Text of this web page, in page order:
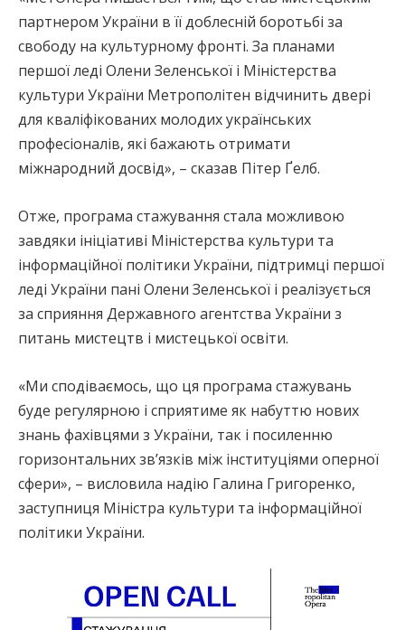
партнером України в її доблесній боротьбі за
свободу на культурному фронті. За планами
першої леді Олени Зеленської і Міністерства
культури України Метрополітен відчинить двері
для кваліфікованих молодих українських
професіоналів, які бажають отримати
міжнародний досвід», – сказав Пітер Ґелб.
Отже, програма стажування стала можливою
завдяки ініціативі Міністерства культури та
інформаційної політики України, підтримці першої
леді України пані Олени Зеленської і реалізується
за сприяння Державного агентства України з
питань мистецтв і мистецької освіти.
«Ми сподіваємось, що ця програма стажувань
буде регулярною і сприятиме як набуттю нових
знань фахівцями з України, так і посиленню
горизонтальних звʼязків між інституціями оперної
сфери», – висловила надію Галина Григоренко,
заступниця Міністра культури та інформаційної
політики України.